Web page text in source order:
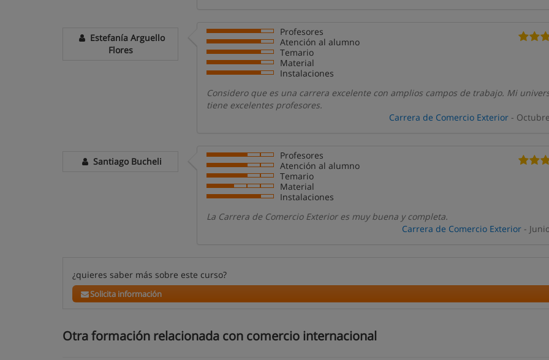
Estefanía Arguello
Flores
Profesores
Atención al alumno
Temario
Material
Instalaciones
Considero que es una carrera excelente con amplios campos de trabajo. Mi
tiene excelentes profesores.
Carrera de Comercio Exterior-
Santiago Bucheli
Profesores
Atención al alumno
Temario
Material
Instalaciones
La Carrera de Comercio Exterior es muy buena y completa.
Carrera de Comercio Exterior-
¿quieres saber más sobre este curso?
Solicita información
Otra formación relacionada con comercio internacional